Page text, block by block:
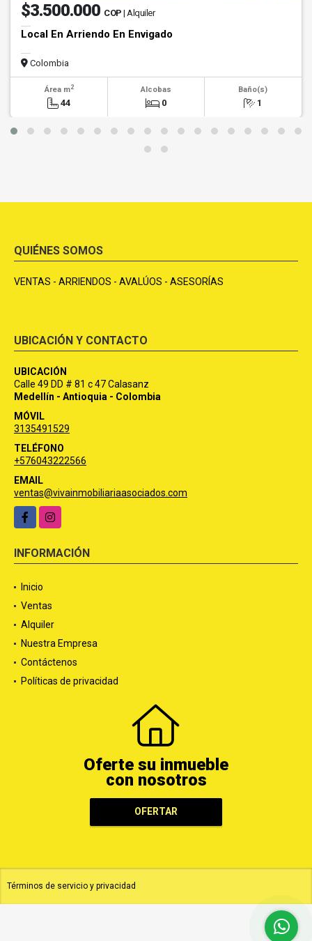
$3.500.000 COP | Alquiler
Local En Arriendo En Envigado
Colombia
Área m2
44
Alcobas
0
Baño(s)
1
QUIÉNES SOMOS
VENTAS - ARRIENDOS - AVALÚOS - ASESORÍAS
UBICACIÓN Y CONTACTO
UBICACIÓN
Calle 49 DD # 81 c 47 Calasanz
Medellín - Antioquia - Colombia
MÓVIL
3135491529
TELÉFONO
+576043222566
EMAIL
ventas@vivainmobiliariaasociados.com
FacebookInstagram
INFORMACIÓN
Inicio
Ventas
Alquiler
Nuestra Empresa
Contáctenos
Políticas de privacidad
Oferte su inmueble
con nosotros
OFERTAR
Términos de servicio y privacidad